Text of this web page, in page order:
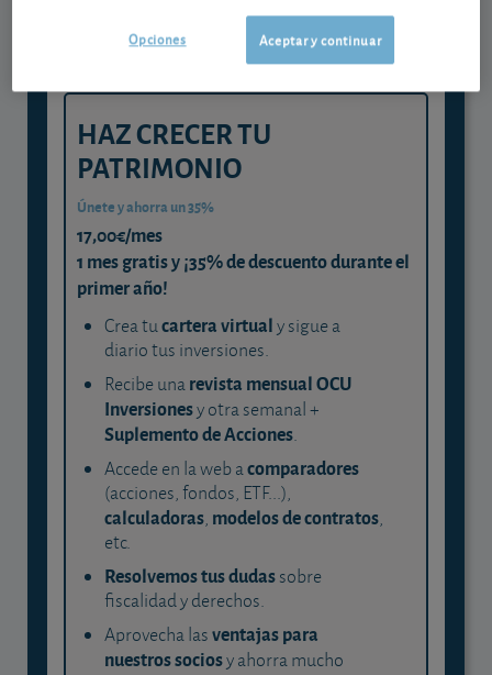
HAZ CRECER TU
PATRIMONIO
Únete y ahorra un 35%
17,00€/mes
1 mes gratis y ¡35% de descuento durante el
primer año!
Crea tucartera virtualy sigue a
diario tus inversiones.
Recibe unarevista mensual OCU
Inversionesy otra semanal +
Suplemento de Acciones.
Accede en la web acomparadores
(acciones, fondos, ETF...),
calculadoras, modelos de contratos,
etc.
Resolvemos tus dudassobre
fiscalidad y derechos.
Aprovecha lasventajas para
nuestros sociosy ahorra mucho
Aceptar y continuar
Opciones